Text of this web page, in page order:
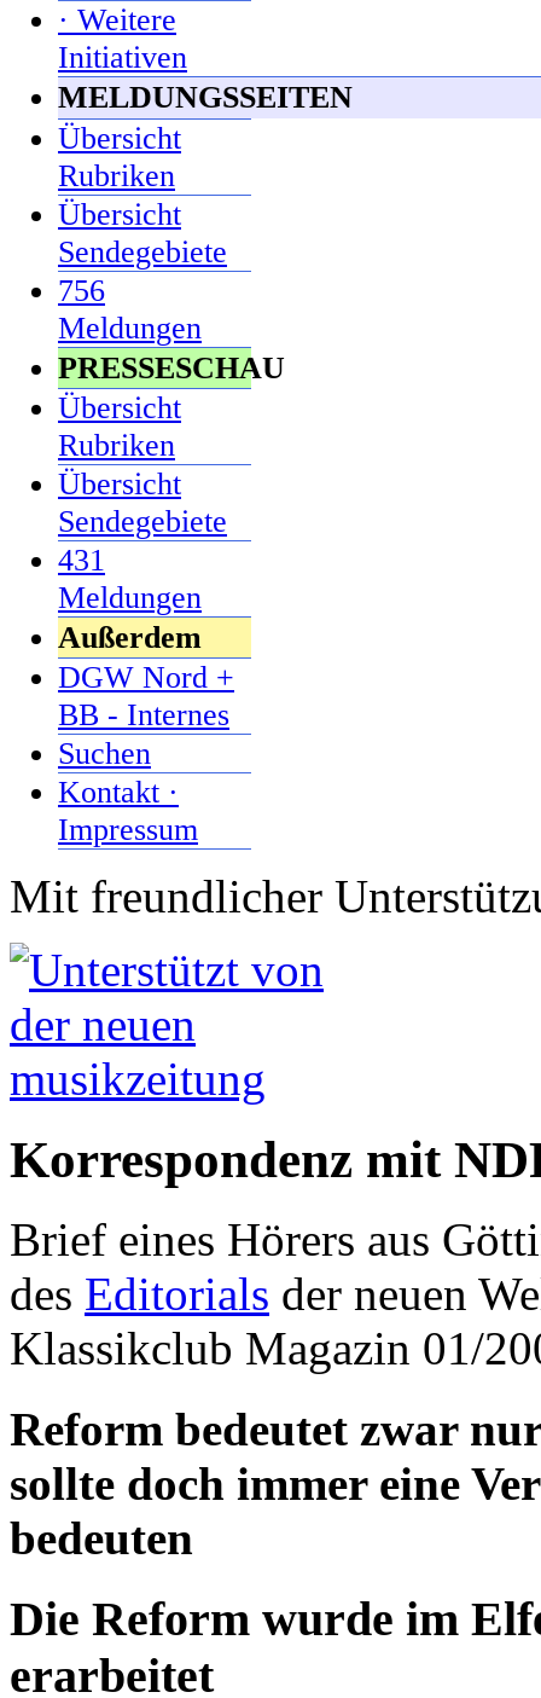
· Weitere
Initiativen
MELDUNGSSEITEN
Übersicht
Rubriken
Übersicht
Sendegebiete
756
Meldungen
PRESSESCHAU
Übersicht
Rubriken
Übersicht
Sendegebiete
431
Meldungen
Außerdem
DGW Nord +
BB - Internes
Suchen
Kontakt ·
Impressum
Mit freundlicher
Korrespondenz mit
Brief eines Hörers aus
des Editorials der neuen
Klassikclub Magazin 01/
Reform bedeutet zwar
sollte doch immer eine
bedeuten
Die Reform wurde im
erarbeitet